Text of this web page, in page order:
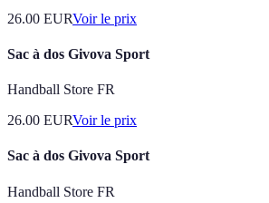
26.00 EURVoir le prix
Sac à dos Givova Sport
Handball Store FR
26.00 EURVoir le prix
Sac à dos Givova Sport
Handball Store FR